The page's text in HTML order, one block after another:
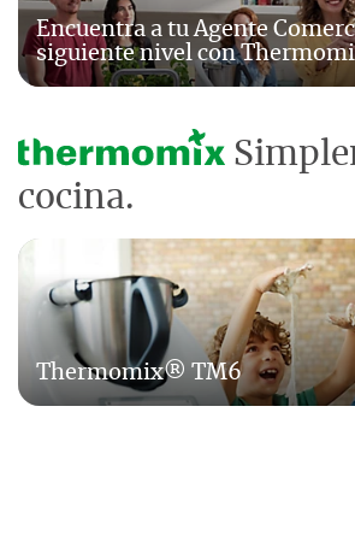
Encuentra a tu Agente
siguiente nivel con
cocina.
Thermomix® TM6